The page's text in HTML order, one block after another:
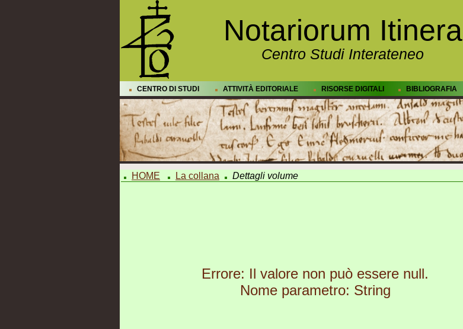
Notariorum Itinera
Centro Studi Interateneo
CENTRO DI STUDI ATTIVITÀ EDITORIALE RISORSE DIGITALI BIBLIOGRAFIA
HOME La collana Dettagli volume
Errore: Il valore non può essere null.
Nome parametro: String